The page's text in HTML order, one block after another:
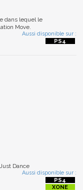
dans lequel le
Move.
Aussi disponible sur :
Dance
Aussi disponible sur :